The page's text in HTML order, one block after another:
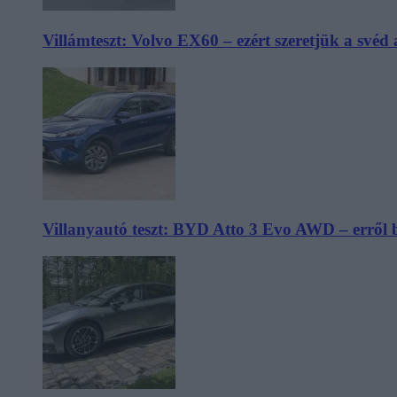
Villámteszt: Volvo EX60 – ezért szeretjük a svéd
Villanyautó teszt: BYD Atto 3 Evo AWD – erről